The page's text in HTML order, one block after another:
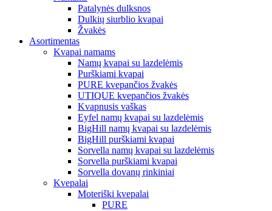
Patalynės dulksnos
Dulkių siurblio kvapai
Žvakės
Asortimentas
Kvapai namams
Namų kvapai su lazdelėmis
Purškiami kvapai
PURE kvepančios žvakės
UTIQUE kvepančios žvakės
Kvapnusis vaškas
Eyfel namų kvapai su lazdelėmis
BigHill namų kvapai su lazdelėmis
BigHill purškiami kvapai
Sorvella namų kvapai su lazdelėmis
Sorvella purškiami kvapai
Sorvella dovanų rinkiniai
Kvepalai
Moteriški kvepalai
PURE